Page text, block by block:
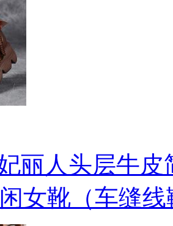
丽人头层牛
女靴（车缝线